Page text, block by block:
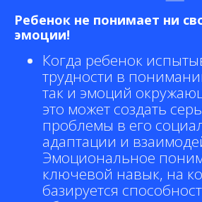
Ребенок не понимает ни
эмоции!
Когда ребенок
трудности в
так и эмоций
это может создать
проблемы в его
адаптации и
Эмоциональное
ключевой навык, на
базируется